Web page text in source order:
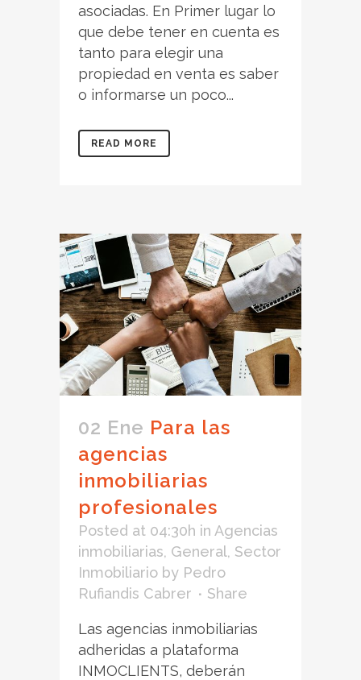
asociadas. En Primer lugar lo
que debe tener en cuenta es
tanto para elegir una
propiedad en venta es saber
o informarse un poco...
READ MORE
02 Ene Para las
agencias
inmobiliarias
profesionales
Posted at 04:30h in Agencias
inmobiliarias, General, Sector
Inmobiliario by Pedro
Rufiandis Cabrer
Share
Las agencias inmobiliarias
adheridas a plataforma
INMOCLIENTS, deberán